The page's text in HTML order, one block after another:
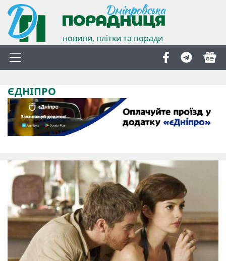
новини, плітки та поради
ЄДНІПРО